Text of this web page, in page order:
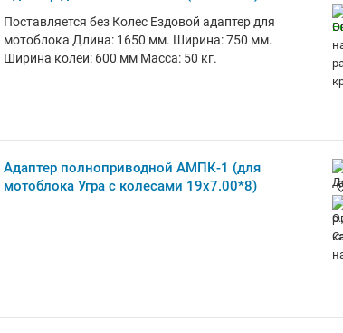
Поставляется без Колес Ездовой адаптер для
мотоблока Длина: 1650 мм. Ширина: 750 мм.
Ширина колеи: 600 мм Масса: 50 кг.
Адаптер полноприводной АМПК-1 (для
мотоблока Угра с колесами 19х7.00*8)